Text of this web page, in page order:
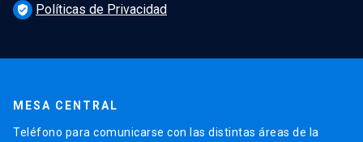
verified_user Políticas de Privacidad
MESA CENTRAL
Teléfono para comunicarse con las distintas áreas de la